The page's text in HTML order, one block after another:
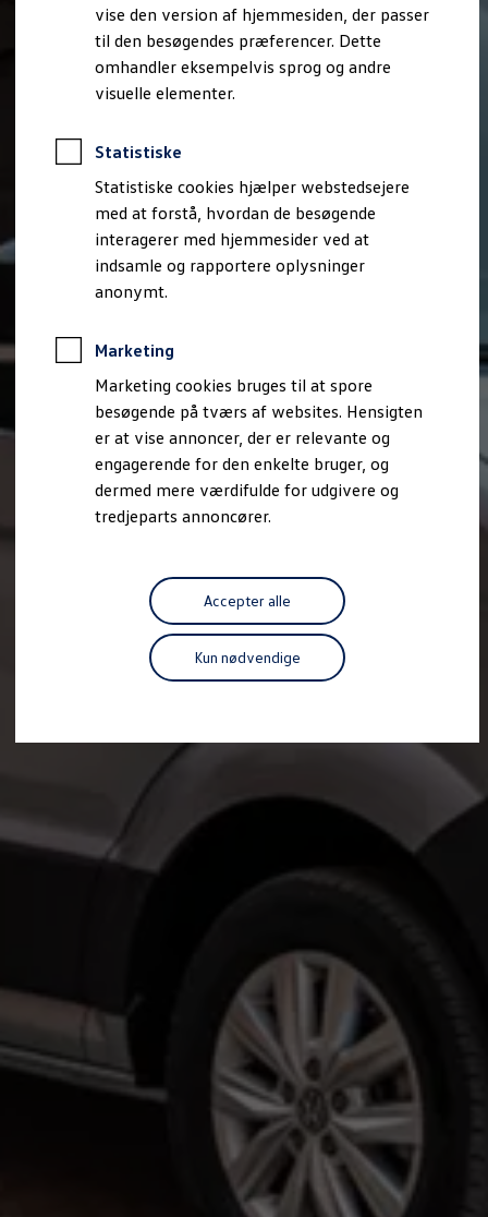
vise den version af hjemmesiden, der passer
til den besøgendes præferencer. Dette
omhandler eksempelvis sprog og andre
visuelle elementer.
Statistiske
Statistiske cookies hjælper webstedsejere
med at forstå, hvordan de besøgende
interagerer med hjemmesider ved at
indsamle og rapportere oplysninger
anonymt.
Marketing
Marketing cookies bruges til at spore
besøgende på tværs af websites. Hensigten
er at vise annoncer, der er relevante og
engagerende for den enkelte bruger, og
dermed mere værdifulde for udgivere og
tredjeparts annoncører.
Accepter alle
Kun nødvendige
Firmabil
Vejen til en ny Volkswagen
Online Privatleasing
Finansiering og forsikring
Volkswagen Forsikring
Volkswagen Finansiering
Ejere og services
Book tid på værkstedet
Service
Serviceabonnementer
Service 5+
Service på elbiler
Prismatch
Fordele ved autoriseret værksted
Brugbar information
Servicefordele
Digitale ekstrafunktioner
Se tjenesterne til din model
Volkswagen-apps, login og shop
Forbind mobiltelefonen med bilen
Opdateringer til software, kort og radio
Fleet Interface Data
MinVolkswagen
Digital instruktionsbog
Tilbehør
Fordele ved at vælge autoriseret værksted til din
Om Volkswagen
Nyheder
Tilmeld nyhedsbrev
Pressemeddelser
Kalenderbillede
Autostadt
Hvad er Volkswagen?
Find forhandler
Hjælp og kontakt